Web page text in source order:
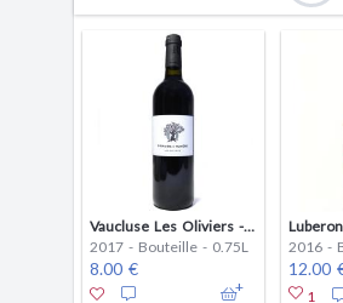
Vaucluse Les Oliviers - rouge
2017 - Bouteille - 0.75L
8.00 €
2016 -
12.00
1